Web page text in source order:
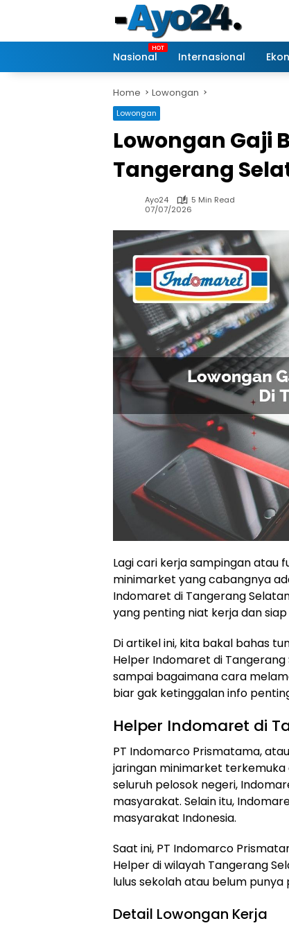
Nasional Internasional
Home Lowongan
Lowongan
Lowongan Gaji
Tangerang
Ayo24
5 Min Read
07/07/2026
Lagi cari kerja sampingan atau
minimarket yang cabangnya
Indomaret di Tangerang
yang penting niat kerja dan
Di artikel ini, kita bakal bahas
Helper Indomaret di Tangerang
sampai bagaimana cara
biar gak ketinggalan info
Helper Indomaret di
PT Indomarco Prismatama,
jaringan minimarket terkemuka
seluruh pelosok negeri,
masyarakat. Selain itu,
masyarakat Indonesia.
Saat ini, PT Indomarco
Helper di wilayah Tangerang
lulus sekolah atau belum
Detail Lowongan Kerja